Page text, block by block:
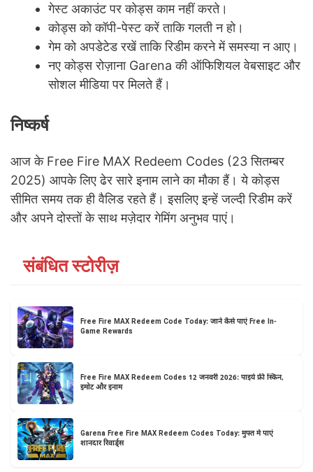
गेस्ट अकाउंट पर कोड्स काम नहीं करते।
कोड्स को कॉपी-पेस्ट करें ताकि गलती न हो।
गेम को अपडेटेड रखें ताकि रिडीम करने में समस्या न आए।
नए कोड्स रोज़ाना Garena की ऑफिशियल वेबसाइट और
सोशल मीडिया पर मिलते हैं।
निष्कर्ष
आज के Free Fire MAX Redeem Codes (23 सितम्बर
2025) आपके लिए ढेर सारे इनाम लाने का मौका हैं। ये कोड्स
सीमित समय तक ही वैलिड रहते हैं। इसलिए इन्हें जल्दी रिडीम करें
और अपने दोस्तों के साथ मज़ेदार गेमिंग अनुभव पाएं।
संबंधित स्टोरीज़
Free Fire MAX Redeem Code Today: जानें कैसे पाएं Free In-
Game Rewards
Free Fire MAX Redeem Codes 12 जनवरी 2026: पाइये फ्री स्किन,
इमोट और इनाम
Garena Free Fire MAX Redeem Codes Today: मुफ्त में पाएं
शानदार रिवार्ड्स